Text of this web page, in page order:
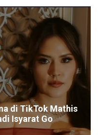
di TikTok Mathis
Isyarat Go